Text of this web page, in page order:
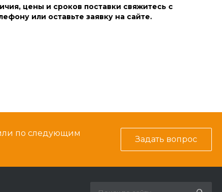
цены и сроков поставки свяжитесь с
или оставьте заявку на сайте.
по следующим
Задать вопрос